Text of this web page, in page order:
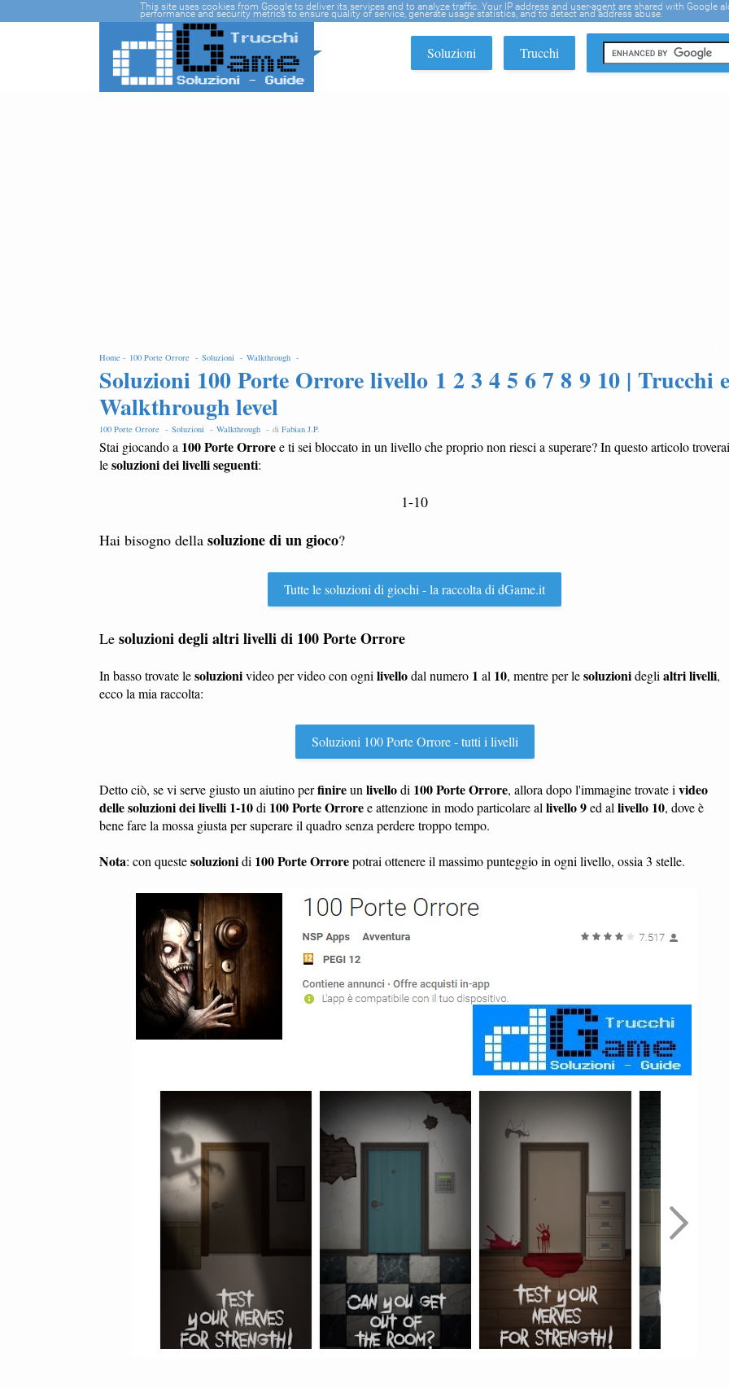
Soluzioni Trucchi
Home - 100 Porte Orrore - Soluzioni - Walkthrough -
Soluzioni 100 Porte Orrore livello 1 2 3 4 5 6 7 8 9 10 | Trucchi e
Walkthrough level
100 Porte Orrore - Soluzioni - Walkthrough - di Fabian J.P.
Stai giocando a 100 Porte Orroree ti sei bloccato in un livello che proprio non riesci a superare? In questo articolo troverai
lesoluzioni dei livelli seguenti:
1-10
Hai bisogno della soluzione di un gioco?
Tutte le soluzioni di giochi - la raccolta di dGame.it
Le soluzioni degli altri livelli di 100 Porte Orrore
In basso trovate lesoluzionivideo per video con ogni livellodal numero 1 al 10, mentre per lesoluzionidegli altri livelli,
ecco la mia raccolta:
Soluzioni 100 Porte Orrore - tutti i livelli
Detto ciò, se vi serve giusto un aiutino perfinireun livellodi 100 Porte Orrore, allora dopo l'immagine trovate i video
delle soluzioni dei livelli 1-10di 100 Porte Orroree attenzione in modo particolare al livello 9ed al livello 10, dove è
bene fare la mossa giusta per superare il quadro senza perdere troppo tempo.
Nota: con questesoluzionidi 100 Porte Orrorepotrai ottenere il massimo punteggio in ogni livello, ossia 3 stelle.
This site uses cookies from Google to deliver its services and to analyze traffic. Your IP address and user-agent are shared with Google
performance and security metrics to ensure quality of service, generate usage statistics, and to detect and address abuse.